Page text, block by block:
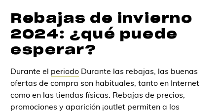
Rebajas de invierno
2024: ¿qué puede
esperar?
Durante el periodoDurante las rebajas, las buenas
ofertas de compra son habituales, tanto en Internet
como en las tiendas físicas. Rebajas de precios,
promociones y aparición¡outlet permiten a los